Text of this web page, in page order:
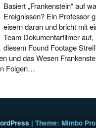
Basiert „Frankenstein“ auf
Ereignissen? Ein Professor
eisern daran und bricht mit
Team Dokumentarfilmer auf,
diesem Found Footage
und das Wesen
Folgen…
| Theme: Mimbo